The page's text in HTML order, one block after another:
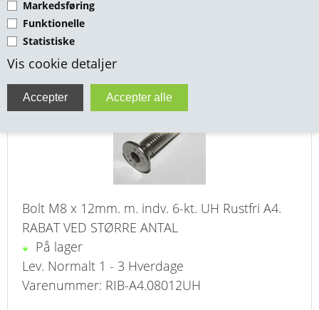
Markedsføring
Funktionelle
Statistiske
Vis cookie detaljer
RØR & TILBEHØR
TEKNIK & AUTOMATIK
VA FITTINGS & VENTILER
ENTREPENØRARBEJDE- & UDSTYR
VÆRKTØJ
BEFÆSTIGELSE
BESPÆNDING, GUMMIDELE M.M.
Bolt indv. 6-kt. M8 x 12mm UH A4
Bolt M8 x 12mm. m. indv. 6-kt. UH Rustfri A4.
RABAT VED STØRRE ANTAL
På lager
Lev. Normalt 1 - 3 Hverdage
Varenummer: RIB-A4.08012UH